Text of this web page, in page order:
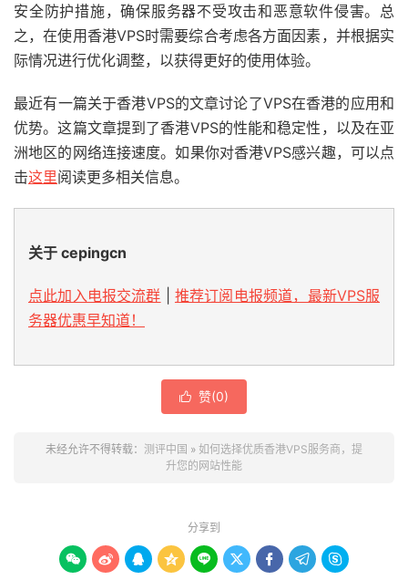
安全防护措施，确保服务器不受攻击和恶意软件侵害。总
之，在使用香港VPS时需要综合考虑各方面因素，并根据实
际情况进行优化调整，以获得更好的使用体验。
最近有一篇关于香港VPS的文章讨论了VPS在香港的应用和
优势。这篇文章提到了香港VPS的性能和稳定性，以及在亚
洲地区的网络连接速度。如果你对香港VPS感兴趣，可以点
击这里阅读更多相关信息。
关于 cepingcn
点此加入电报交流群
推荐订阅电报频道，最新VPS服
务器优惠早知道！
 赞(0)
未经允许不得转载： 测评中国 » 如何选择优质香港VPS服务商，提
升您的网站性能
分享到
        